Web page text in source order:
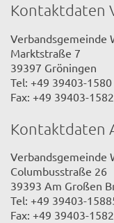
Kontaktdaten
Verbandsgemeinde
Marktstraße 7
39397 Gröningen
Tel: +49 39403-1580
Fax: +49 39403-
Kontaktdaten
Verbandsgemeinde
Columbusstraße 26
39393 Am Großen
Tel: +49 39403-
Fax: +49 39403-